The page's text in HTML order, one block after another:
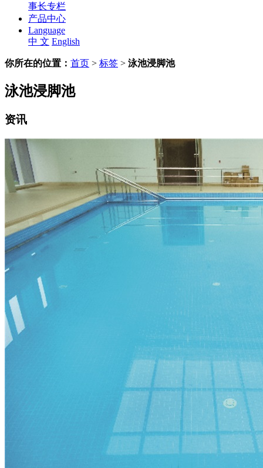
事长专栏
产品中心
Language
中 文 English
你所在的位置： 首页 > 标签 > 泳池浸脚池
泳池浸脚池
资讯